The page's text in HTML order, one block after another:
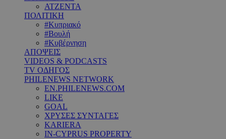
ΑΤΖΕΝΤΑ
ΠΟΛΙΤΙΚΗ
#Κυπριακό
#Βουλή
#Κυβέρνηση
ΑΠΟΨΕΙΣ
VIDEOS & PODCASTS
TV ΟΔΗΓΟΣ
PHILENEWS NETWORK
EN.PHILENEWS.COM
LIKE
GOAL
ΧΡΥΣΕΣ ΣΥΝΤΑΓΕΣ
KARIERA
IN-CYPRUS PROPERTY